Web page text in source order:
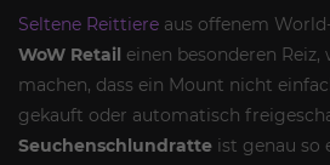
Seltene Reittiere aus offenem
WoW Retail einen besonderen
machen, dass ein Mount nicht
gekauft oder automatisch
Seuchenschlundratte ist genau so